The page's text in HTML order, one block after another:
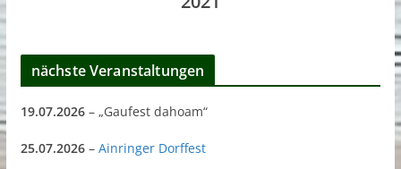
nächste Veranstaltungen
19.07.2026– „Gaufest dahoam“
25.07.2026– Ainringer Dorffest